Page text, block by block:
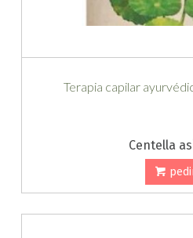
Terapia capilar
Centella